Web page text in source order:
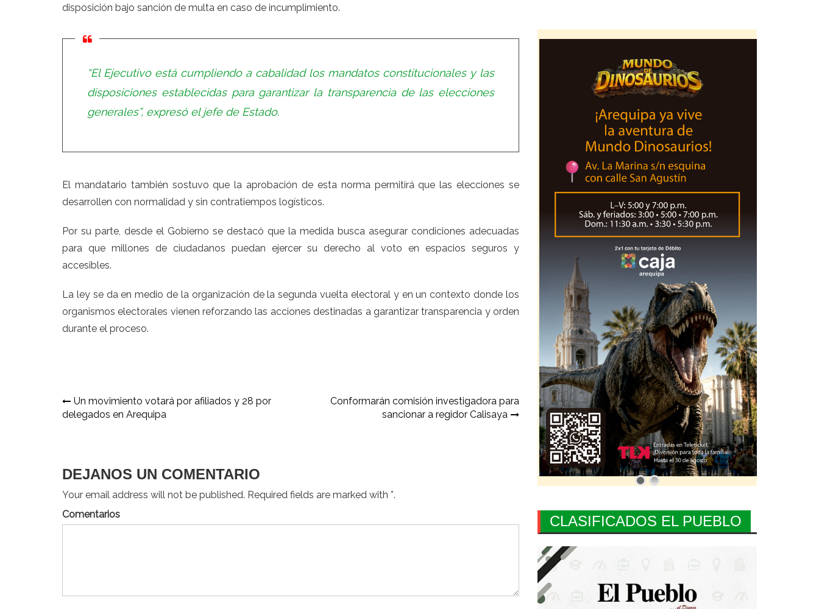
disposición bajo sanción de multa en caso de incumplimiento.
“El Ejecutivo está cumpliendo a cabalidad los mandatos constitucionales y las
disposiciones establecidas para garantizar la transparencia de las elecciones
generales”, expresó el jefe de Estado.
El mandatario también sostuvo que la aprobación de esta norma permitirá que las elecciones se
desarrollen con normalidad y sin contratiempos logísticos.
Por su parte, desde el Gobierno se destacó que la medida busca asegurar condiciones adecuadas
para que millones de ciudadanos puedan ejercer su derecho al voto en espacios seguros y
accesibles.
La ley se da en medio de la organización de la segunda vuelta electoral y en un contexto donde los
organismos electorales vienen reforzando las acciones destinadas a garantizar transparencia y orden
durante el proceso.
Navegación
de
Un movimiento votará por afiliados y 28 por
delegados en Arequipa
Conformarán comisión investigadora para
sancionar a regidor Calisaya
DEJANOS UN COMENTARIO
Your email address will not be published. Required fields are marked with *.
Comentarios
CLASIFICADOS EL PUEBLO